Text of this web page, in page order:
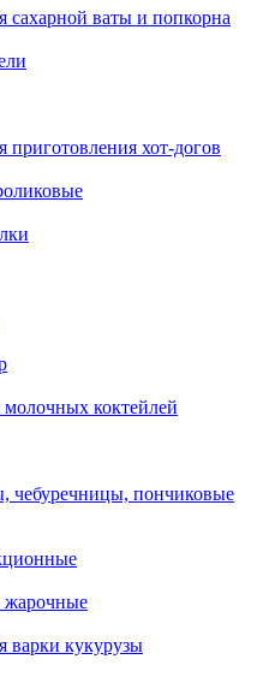
сахарной ваты и попкорна
приготовления хот-догов
коктейлей
пончиковые
жарочные
варки кукурузы